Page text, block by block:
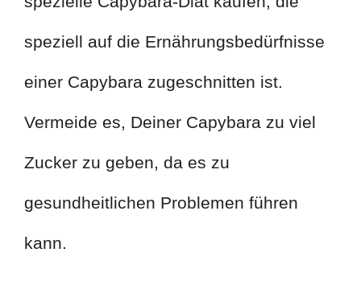
speziell auf die Ernährungsbedürfnisse
einer Capybara zugeschnitten ist.
Vermeide es, Deiner Capybara zu viel
Zucker zu geben, da es zu
gesundheitlichen Problemen führen
kann.